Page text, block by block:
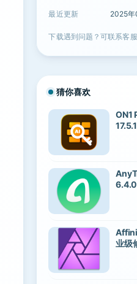
最近更新 2025年
下载遇到问题？可联系客
猜你喜欢
ON1
业级